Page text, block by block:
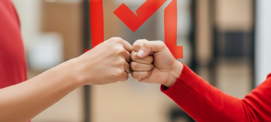
El Presidente Enrique Peña Nieto dijo que la Secretaría
de Desarrollo Agrario, Territorial y Urbano (Sedatu) será
la encargada de edificar las viviendas,
independientemente de que los procedimientos legales
ya se iniciaron para recuperar el dinero pagado.